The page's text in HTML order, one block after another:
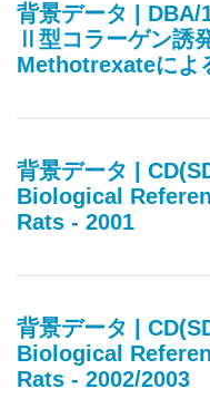
背景データ | DBA/
Ⅱ型コラーゲン誘
Methotrexateによ
背景データ |
Biological
Rats - 2001
背景データ |
Biological
Rats - 2002/2003